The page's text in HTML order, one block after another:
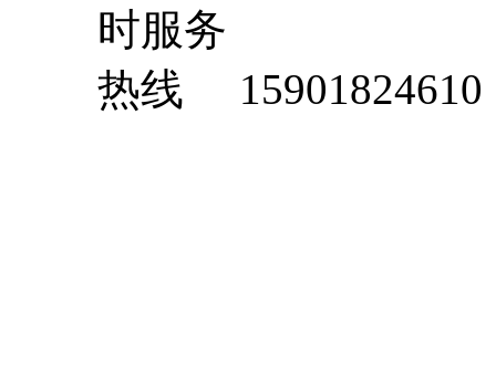
15901824610